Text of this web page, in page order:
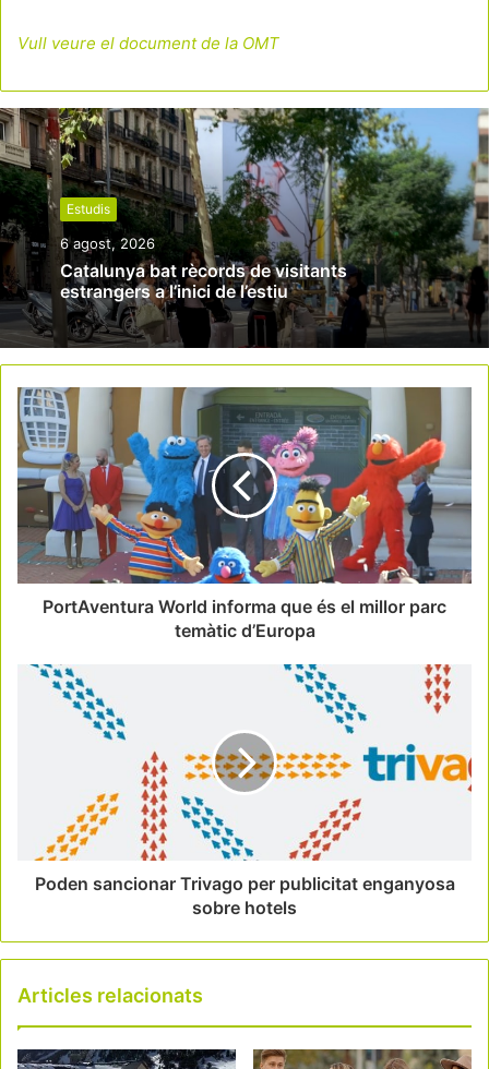
Vull veure el document de la OMT
Estudis
6 agost, 2026
Catalunya bat rècords de visitants
estrangers a l’inici de l’estiu
PortAventura World informa que és el millor parc
temàtic d’Europa
Poden sancionar Trivago per publicitat enganyosa
sobre hotels
Articles relacionats